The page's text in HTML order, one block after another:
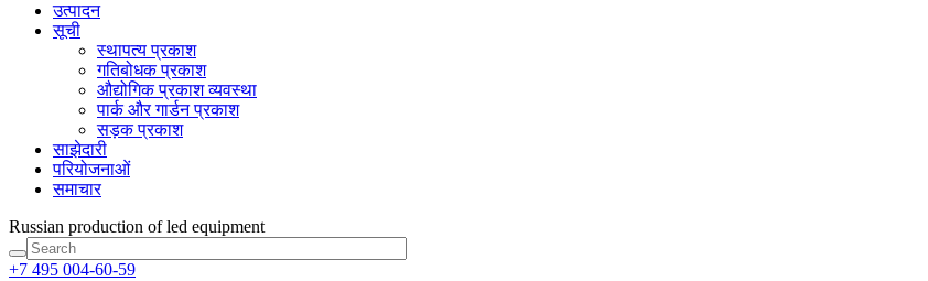
उत्पादन
सूची
स्थापत्य प्रकाश
गतिबोधक प्रकाश
औद्योगिक प्रकाश व्यवस्था
पार्क और गार्डन प्रकाश
सड़क प्रकाश
साझेदारी
परियोजनाओं
समाचार
Russian production of led equipment
+7 495 004-60-59